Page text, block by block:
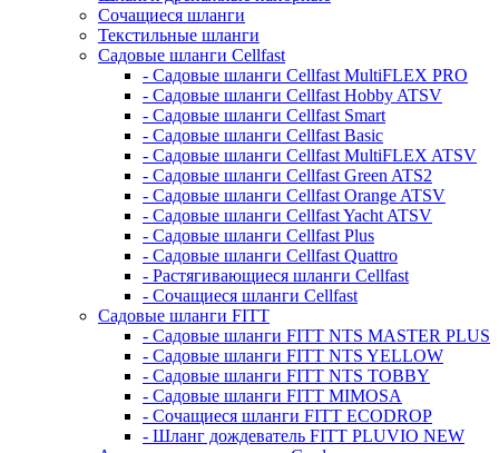
Сочащиеся шланги
Текстильные шланги
Садовые шланги Cellfast
- Садовые шланги Cellfast MultiFLEX PRO
- Садовые шланги Cellfast Hobby ATSV
- Садовые шланги Cellfast Smart
- Садовые шланги Cellfast Basic
- Садовые шланги Cellfast MultiFLEX ATSV
- Садовые шланги Cellfast Green ATS2
- Садовые шланги Cellfast Orange ATSV
- Садовые шланги Cellfast Yacht ATSV
- Садовые шланги Cellfast Plus
- Садовые шланги Cellfast Quattro
- Растягивающиеся шланги Cellfast
- Сочащиеся шланги Cellfast
Садовые шланги FITT
- Садовые шланги FITT NTS MASTER PLUS
- Садовые шланги FITT NTS YELLOW
- Садовые шланги FITT NTS TOBBY
- Садовые шланги FITT MIMOSA
- Сочащиеся шланги FITT ECODROP
- Шланг дождеватель FITT PLUVIO NEW